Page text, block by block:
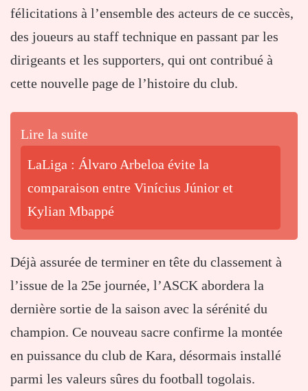
félicitations à l’ensemble des acteurs de ce succès,
des joueurs au staff technique en passant par les
dirigeants et les supporters, qui ont contribué à
cette nouvelle page de l’histoire du club.
Lire la suite
LaLiga : Álvaro Arbeloa évite la
comparaison entre Vinícius Júnior et
Kylian Mbappé
Déjà assurée de terminer en tête du classement à
l’issue de la 25e journée, l’ASCK abordera la
dernière sortie de la saison avec la sérénité du
champion. Ce nouveau sacre confirme la montée
en puissance du club de Kara, désormais installé
parmi les valeurs sûres du football togolais.